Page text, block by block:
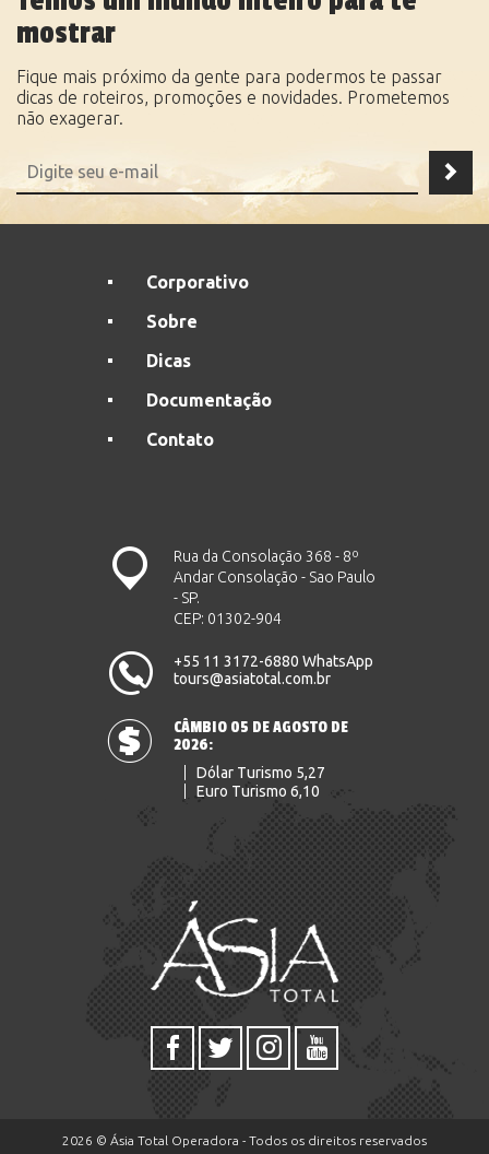
mostrar
Fique mais próximo da gente para podermos te passar
dicas de roteiros, promoções e novidades. Prometemos
não exagerar.
Corporativo
Sobre
Dicas
Documentação
Contato
Rua da Consolação 368 - 8º
Andar Consolação - Sao Paulo
- SP.
CEP: 01302-904
+55 11 3172-6880 WhatsApp
tours@asiatotal.com.br
CÂMBIO 05 DE AGOSTO DE
2026:
Dólar Turismo 5,27
Euro Turismo 6,10
2026 © Ásia Total Operadora - Todos os direitos reservados